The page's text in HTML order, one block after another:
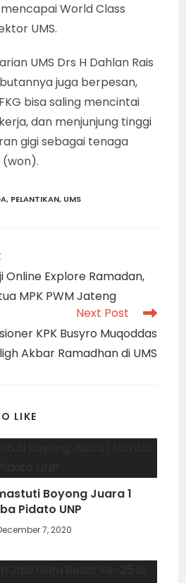
World Class
UMS.
UMS Drs H Dahlan Rais
juga berpesan,
bisa saling mencintai
dan menjunjung tinggi
gigi sebagai tenaga
(won).
, PELANTIKAN, UMS
Online Explore Ramadan,
MPK PWM Jateng
Next Post
KPK Busyro Muqoddas
Akbar Ramadhan di UMS
LIKE
Boyong Juara 1
Pidato UNP
7, 2020